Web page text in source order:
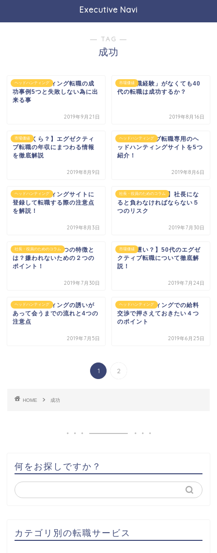
Executive Navi
― TAG ―
成功
ヘッドハンティング
ヘッドハンティング転職の成
功事例5つと失敗しない為に出
来る事
2019年9月21日
市場価値
「管理職経験」がなくても40
代の転職は成功するか？
2019年8月16日
市場価値
【おいくら？】エグゼクティ
ブ転職の年収にまつわる情報
を徹底解説
2019年8月9日
ヘッドハンティング
エグゼクティブ転職専用のヘ
ッドハンティングサイトを5つ
紹介！
2019年8月6日
ヘッドハンティング
ヘッドハンティングサイトに
登録して転職する際の注意点
を解説！
2019年8月3日
社長・役員のためのコラム
【誤解しないで！】社長にな
ると負わなければならない５
つのリスク
2019年7月30日
社長・役員のためのコラム
嫌われる社長の５つの特徴と
は？嫌われないための２つの
ポイント！
2019年7月30日
市場価値
【もう遅い？】50代のエグゼ
クティブ転職について徹底解
説！
2019年7月24日
ヘッドハンティング
ヘッドハンティングの誘いが
あって会うまでの流れと4つの
注意点
2019年7月5日
ヘッドハンティング
ヘッドハンティングでの給料
交渉で押さえておきたい４つ
のポイント
2019年6月25日
1 2
HOME 成功
何をお探しですか？
カテゴリ別の転職サービス